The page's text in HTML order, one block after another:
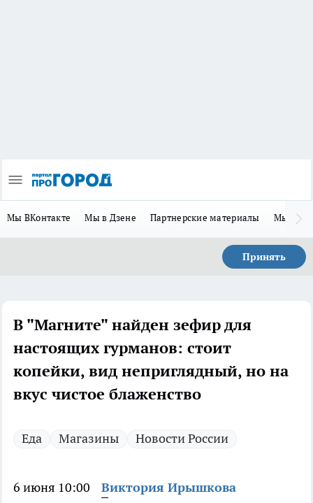
Мы ВКонтакте Мы в Дзене Партнерские материалы Мы в
Принять
В "Магните" найден зефир для
настоящих гурманов: стоит
копейки, вид неприглядный, но на
вкус чистое блаженство
Еда Магазины Новости России
6 июня 10:00 Виктория Ирышкова